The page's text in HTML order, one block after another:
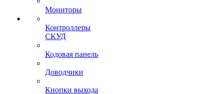
Мониторы
Контроллеры
СКУД
Кодовая панель
Доводчики
Кнопки выхода